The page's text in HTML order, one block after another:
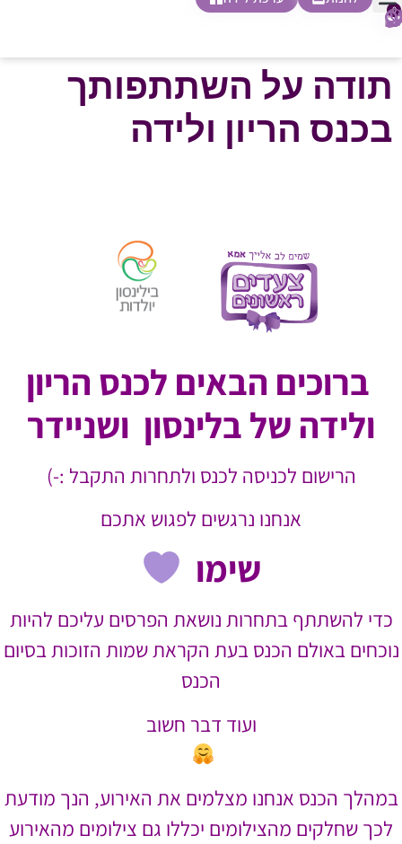
0
תודה על השתתפותך
בכנס הריון ולידה
ברוכים הבאים לכנס הריון
ולידה של בלינסון ושניידר
הרישום לכניסה לכנס ולתחרות התקבל :-)
אנחנו נרגשים לפגוש אתכם
שימו
כדי להשתתף בתחרות נושאת הפרסים עליכם להיות
נוכחים באולם הכנס בעת הקראת שמות הזוכות בסיום
הכנס
ועוד דבר חשוב
במהלך הכנס אנחנו מצלמים את האירוע, הנך מודעת
לכך שחלקים מהצילומים יכללו גם צילומים מהאירוע